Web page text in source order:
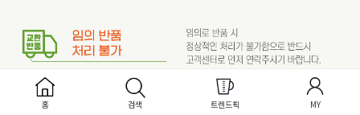
홈 검색 트렌드픽 MY